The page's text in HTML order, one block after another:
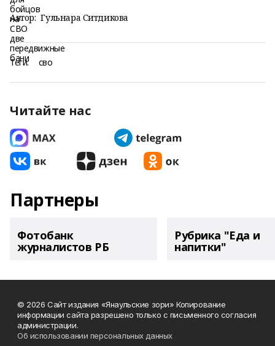
Автор: Гульнара Ситдикова
Теги: сво
Читайте нас
Партнеры
Фотобанк
журналистов РБ
Рубрика "Еда и
напитки"
© 2026 Сайт издания «Янаульские зори» Копирование
информации сайта разрешено только с письменного согласия
администрации.
Об использовании персональных данных